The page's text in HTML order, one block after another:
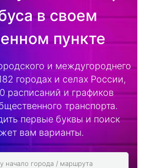
в своем
пункте
и междугороднего
городах и селах России,
расписаний и графиков
транспорта.
первые буквы и поиск
вам варианты.